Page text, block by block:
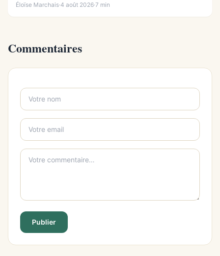
Éloïse Marchais·4 août 2026·7 min
Commentaires
Publier